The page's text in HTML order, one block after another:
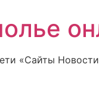
«Сайты